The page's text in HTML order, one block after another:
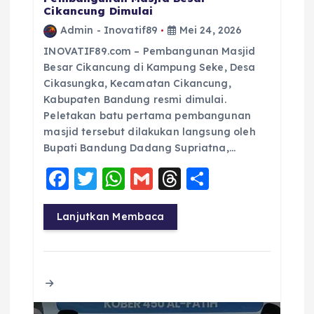
Cikancung Dimulai
Admin - Inovatif89
Mei 24, 2026
INOVATIF89.com – Pembangunan Masjid
Besar Cikancung di Kampung Seke, Desa
Cikasungka, Kecamatan Cikancung,
Kabupaten Bandung resmi dimulai.
Peletakan batu pertama pembangunan
masjid tersebut dilakukan langsung oleh
Bupati Bandung Dadang Supriatna,…
F
a
c
e
T
w
it
te
W
h
a
ts
G
m
ai
l
T
a re
Lanjutkan Membaca